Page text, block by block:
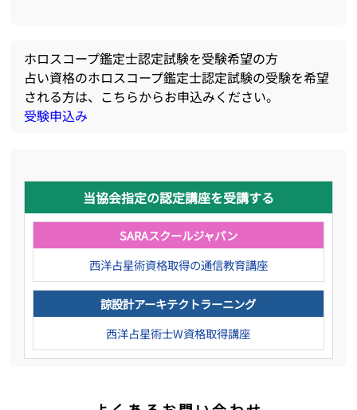
ホロスコープ鑑定士認定試験を受験希望の方
占い資格のホロスコープ鑑定士認定試験の受験を希望
される方は、こちらからお申込みください。
受験申込み
当協会指定の認定講座を受講する
SARAスクールジャパン
西洋占星術資格取得の通信教育講座
諒設計アーキテクトラーニング
西洋占星術士W資格取得講座